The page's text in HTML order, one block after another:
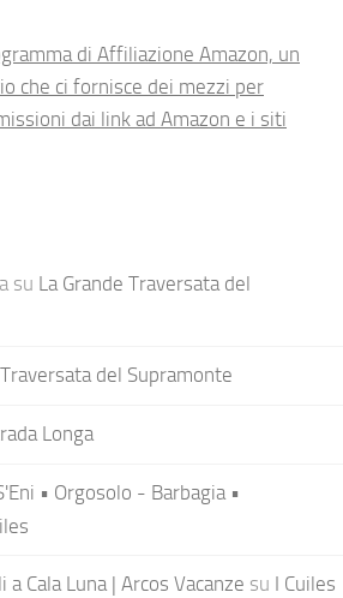
di Affiliazione Amazon, un
che ci fornisce dei mezzi per
dai link ad Amazon e i siti
su La Grande Traversata del
del Supramonte
Longa
• Orgosolo - Barbagia •
a Cala Luna | Arcos Vacanze su I Cuiles